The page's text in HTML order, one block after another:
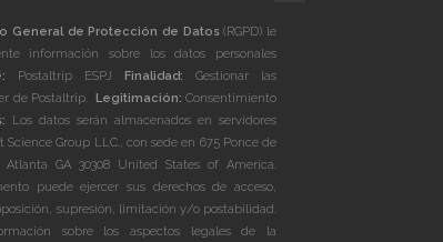
General de Protección de Datos(RGPD) le
información sobre los datos personales
Postaltrip ESPJ Finalidad: Gestionar las
de Postaltrip.
Legitimación: Consentimiento
Los datos serán almacenados en servidores
Group LLC., con sede en 675 Ponce de
GA 30308 United States of America.
puede ejercer sus derechos de acceso,
supresión, limitación y/o postabilidad.
sobre los aspectos legales de la